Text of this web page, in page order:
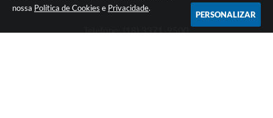
nossa Política de Cookies e Privacidade.
PERSONALIZAR
Telefone: (18) 3371-9500